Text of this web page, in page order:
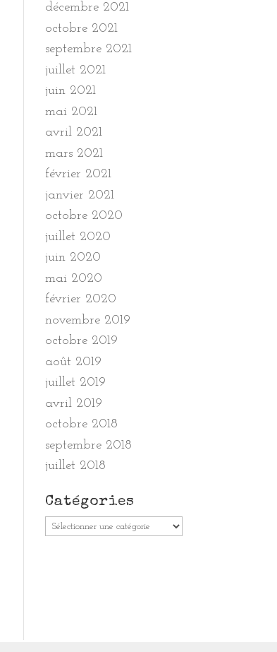
décembre 2021
octobre 2021
septembre 2021
juillet 2021
juin 2021
mai 2021
avril 2021
mars 2021
février 2021
janvier 2021
octobre 2020
juillet 2020
juin 2020
mai 2020
février 2020
novembre 2019
octobre 2019
août 2019
juillet 2019
avril 2019
octobre 2018
septembre 2018
juillet 2018
Catégories
Catégories